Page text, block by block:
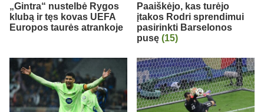
„Gintra“ nustelbė Rygos
klubą ir tęs kovas UEFA
Europos taurės atrankoje
Paaiškėjo, kas turėjo
įtakos Rodri sprendimui
pasirinkti Barselonos
pusę (15)